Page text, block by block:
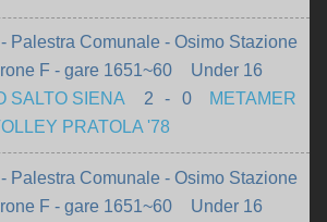
Palestra Comunale - Osimo Stazione
F - gare 1651~60
Under 16
SALTO SIENA
2 - 0
METAMER
PRATOLA '78
Palestra Comunale - Osimo Stazione
F - gare 1651~60
Under 16